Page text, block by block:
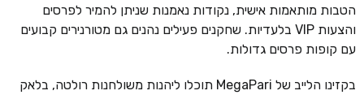
הטבות מותאמות אישית, נקודות נאמנות שניתן להמיר לפרסים
והצעות VIP בלעדיות. שחקנים פעילים נהנים גם מטורנירים קבועים
עם קופות פרסים גדולות.
בקזינו הלייב של MegaPari תוכלו ליהנות משולחנות רולטה, בלאק